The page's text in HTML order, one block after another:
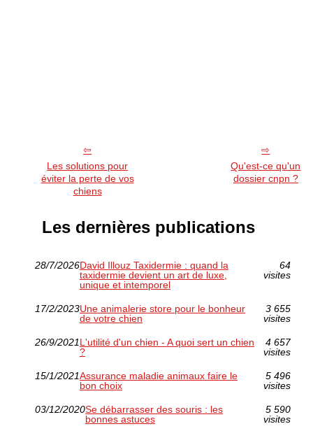
Les solutions pour
éviter la perte de vos
chiens
Qu'est-ce qu'un
dossier cnpn ?
Les dernières publications
28/7/2026David Illouz Taxidermie : quand la
taxidermie devient un art de luxe,
unique et intemporel
64
visites
17/2/2023Une animalerie store pour le bonheur
de votre chien
3 655
visites
26/9/2021L'utilité d'un chien - A quoi sert un chien
?
4 657
visites
15/1/2021Assurance maladie animaux faire le
bon choix
5 496
visites
03/12/2020Se débarrasser des souris : les
bonnes astuces
5 590
visites